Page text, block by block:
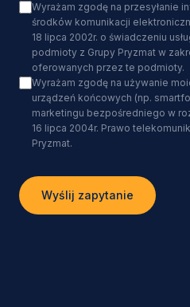
Wyrażam zgodę na przesyłanie
środków komunikacji
18 lipca 2002r. o świadczeniu
podmioty z Grupy Pryzmat w
oferowanych przez te podmioty.
Wyrażam zgodę na używanie
urządzeń końcowych (np.
marketingu bezpośredniego w
16 lipca 2004r. Prawo
Pryzmat.
Wyślij zapytanie